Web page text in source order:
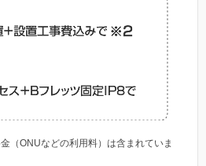
（ONUなどの利用料）は含まれていま